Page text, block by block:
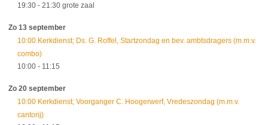
19:30 - 21:30 grote zaal
Zo 13 september
10:00 Kerkdienst; Ds. G. Roffel, Startzondag en bev. ambtsdragers (m.m.v.
combo)
10:00 - 11:15
Zo 20 september
10:00 Kerkdienst; Voorganger C. Hoogerwerf, Vredeszondag (m.m.v.
cantorij)